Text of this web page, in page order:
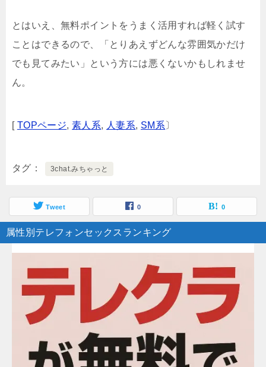
とはいえ、無料ポイントをうまく活用すれば軽く試す
ことはできるので、「とりあえずどんな雰囲気かだけ
でも見てみたい」という方には悪くないかもしれませ
ん。
[ TOPページ,素人系, 人妻系, SM系 〕
タグ 3chat.みちゃっと
Tweet 0 0
属性別テレフォンセックスランキング